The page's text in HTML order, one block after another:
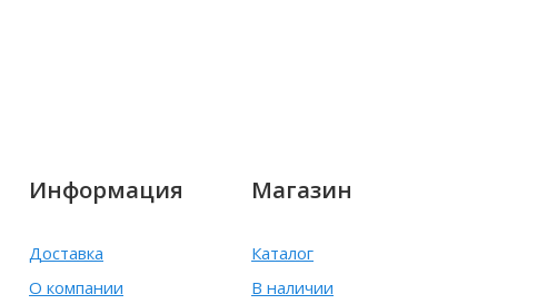
Информация
Доставка
О компании
Магазин
Каталог
В наличии